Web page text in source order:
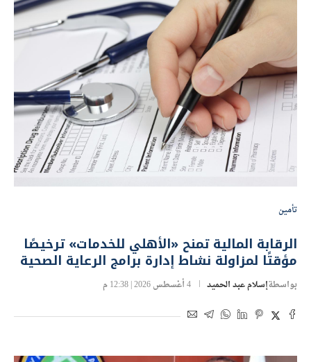
تأمين
الرقابة المالية تمنح «الأهلي للخدمات» ترخيصًا
مؤقتًا لمزاولة نشاط إدارة برامج الرعاية الصحية
بواسطةإسلام عبد الحميد 4 أغسطس 2026 | 12:38 م